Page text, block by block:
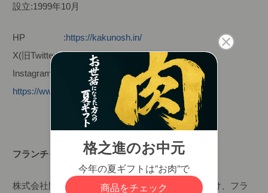
設立:1999年10月
HP :https://kakunosh.in/
X(旧Twitter):https://x.com/kakunofficial
Instagram :?
https://www.instagram.com/kakunoshin_kanzaki
フランチャイズ加盟店募集について
株式会社門崎/格之進では、さらなる事業拡大に向け、フラ